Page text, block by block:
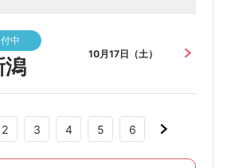
中
潟
10月17日（土）
2 3 4 5 6